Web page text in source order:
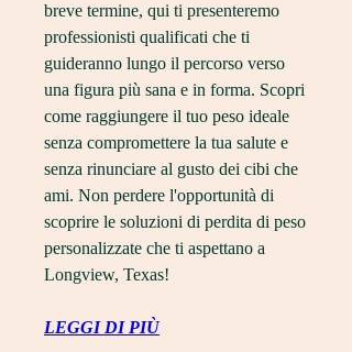
breve termine, qui ti presenteremo
professionisti qualificati che ti
guideranno lungo il percorso verso
una figura più sana e in forma. Scopri
come raggiungere il tuo peso ideale
senza compromettere la tua salute e
senza rinunciare al gusto dei cibi che
ami. Non perdere l'opportunità di
scoprire le soluzioni di perdita di peso
personalizzate che ti aspettano a
Longview, Texas!
LEGGI DI PIÙ